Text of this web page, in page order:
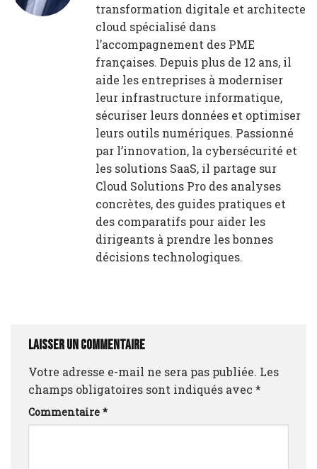
transformation digitale et architecte
cloud spécialisé dans
l’accompagnement des PME
françaises. Depuis plus de 12 ans, il
aide les entreprises à moderniser
leur infrastructure informatique,
sécuriser leurs données et optimiser
leurs outils numériques. Passionné
par l’innovation, la cybersécurité et
les solutions SaaS, il partage sur
Cloud Solutions Pro des analyses
concrètes, des guides pratiques et
des comparatifs pour aider les
dirigeants à prendre les bonnes
décisions technologiques.
Laisser un commentaire
Votre adresse e-mail ne sera pas publiée. Les
champs obligatoires sont indiqués avec *
Commentaire *